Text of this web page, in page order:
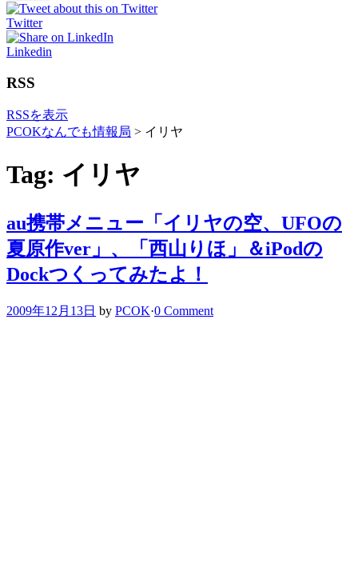
Twitter
Linkedin
RSS
RSSを表示
PCOKなんでも情報局 > イリヤ
Tag: イリヤ
au携帯メニュー「イリヤの空、UFOの
夏原作ver」、「西山りほ」＆iPodの
Dockつくってみたよ！
2009年12月13日 by PCOK·0 Comment